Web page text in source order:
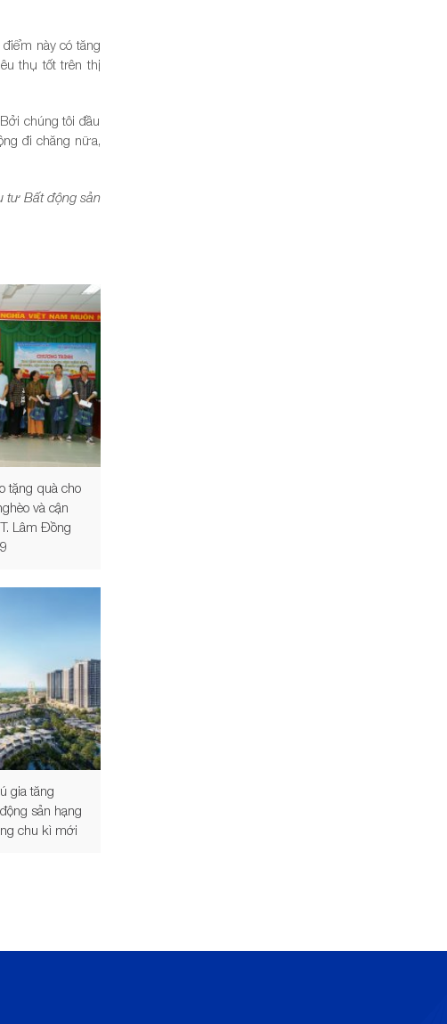
này có tăng
thụ tốt trên thị
chúng tôi đầu
đi chăng nữa,
tư Bất động sản
tặng quà cho
và cận
Lâm Đồng
gia tăng
sản hạng
chu kì mới